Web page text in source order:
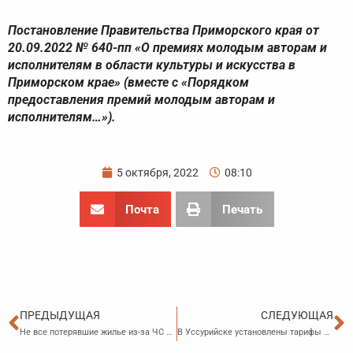
Постановление Правительства Приморского края от
20.09.2022 № 640-пп «О премиях молодым авторам и
исполнителям в области культуры и искусства в
Приморском крае» (вместе с «Порядком
предоставления премий молодым авторам и
исполнителям…»).
5 октября, 2022 08:10
Почта Печать
Пред
ПРЕДЫДУЩАЯ
Не все потерявшие жилье из-за ЧС природного и техногенного характера имеют право на получение финансовой помощи
СЛЕДУЮЩАЯ
В Уссурийске установлены тарифы на платные услуги Спортивной школы им. С.П. Шевченко